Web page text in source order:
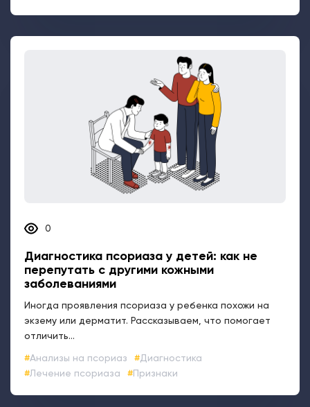
0
Диагностика псориаза у детей: как не
перепутать с другими кожными
заболеваниями
Иногда проявления псориаза у ребенка похожи на
экзему или дерматит. Рассказываем, что помогает
отличить...
Анализы на псориаз
Диагностика
Лечение псориаза
Признаки